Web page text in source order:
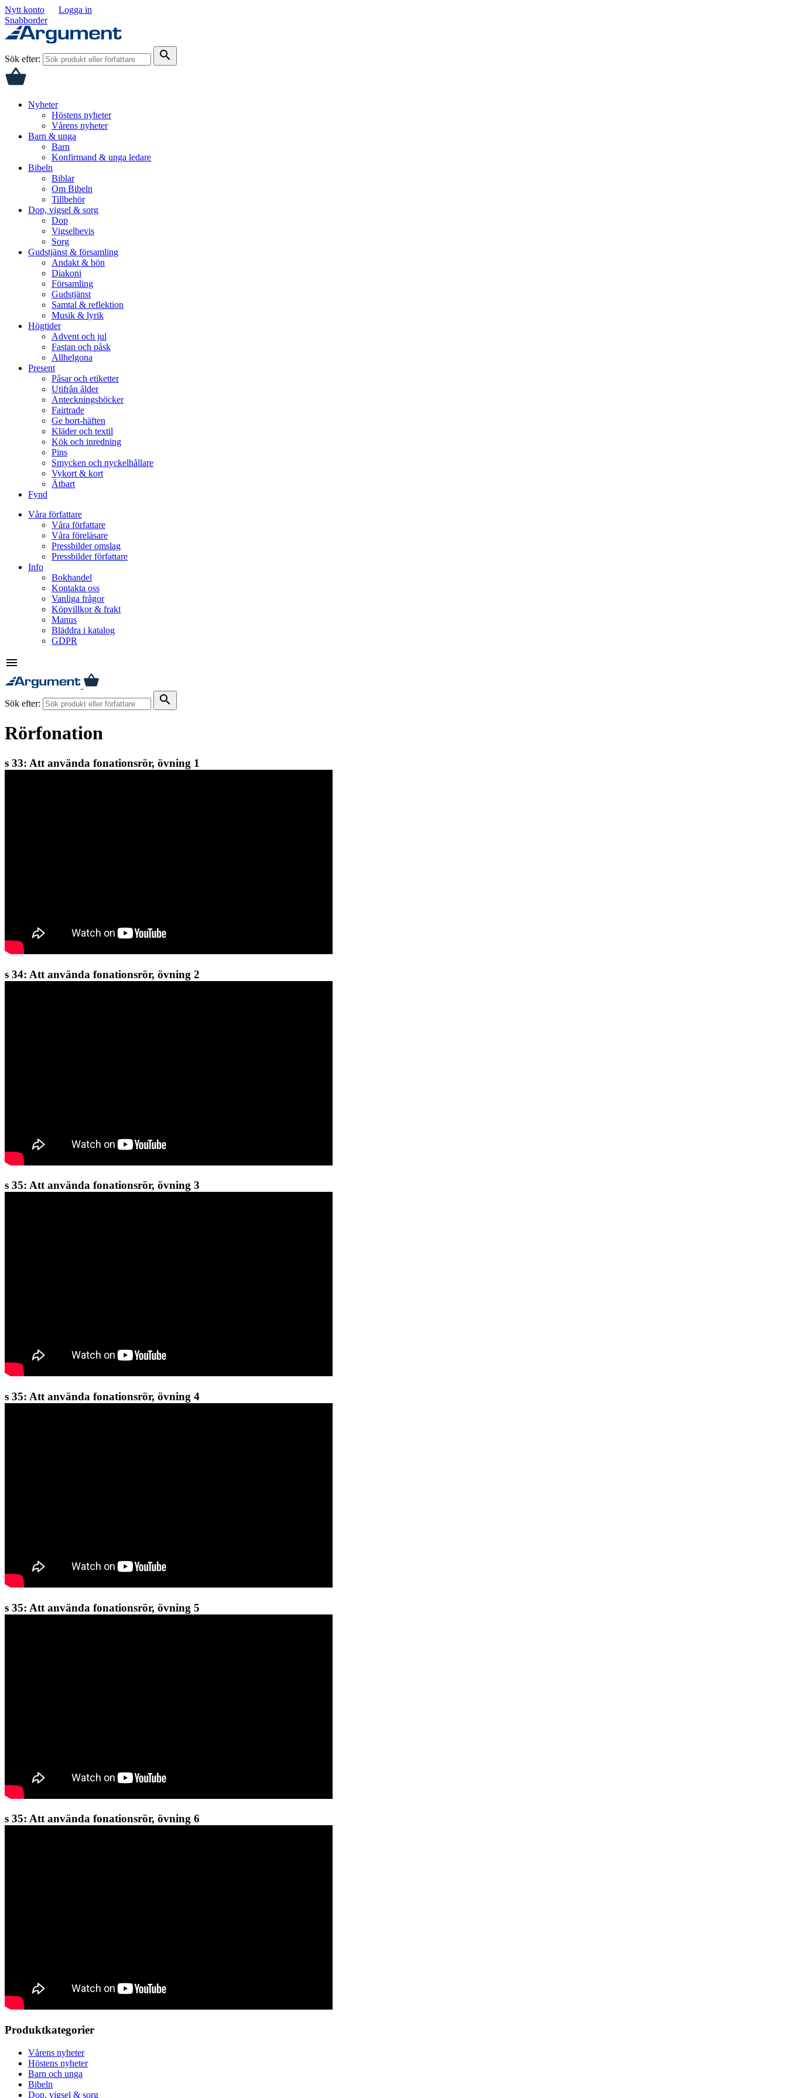
Nytt konto
Logga in
Snabborder
Sök efter: search
Nyheter
Höstens nyheter
Vårens nyheter
Barn & unga
Barn
Konfirmand & unga ledare
Bibeln
Biblar
Om Bibeln
Tillbehör
Dop, vigsel & sorg
Dop
Vigselbevis
Sorg
Gudstjänst & församling
Andakt & bön
Diakoni
Församling
Gudstjänst
Samtal & reflektion
Musik & lyrik
Högtider
Advent och jul
Fastan och påsk
Allhelgona
Present
Påsar och etiketter
Utifrån ålder
Anteckningsböcker
Fairtrade
Ge bort-häften
Kläder och textil
Kök och inredning
Pins
Smycken och nyckelhållare
Vykort & kort
Ätbart
Fynd
Våra författare
Våra författare
Våra föreläsare
Pressbilder omslag
Pressbilder författare
Info
Bokhandel
Kontakta oss
Vanliga frågor
Köpvillkor & frakt
Manus
Bläddra i katalog
GDPR
menu
Sök efter: search
Rörfonation
s 33: Att använda fonationsrör, övning 1
s 34: Att använda fonationsrör, övning 2
s 35: Att använda fonationsrör, övning 3
s 35: Att använda fonationsrör, övning 4
s 35: Att använda fonationsrör, övning 5
s 35: Att använda fonationsrör, övning 6
Produktkategorier
Vårens nyheter
Höstens nyheter
Barn och unga
Bibeln
Dop, vigsel & sorg